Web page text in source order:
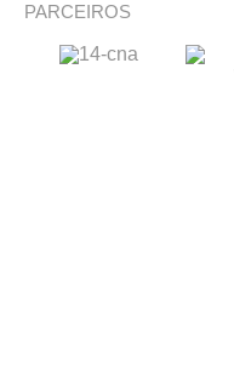
PARCEIROS